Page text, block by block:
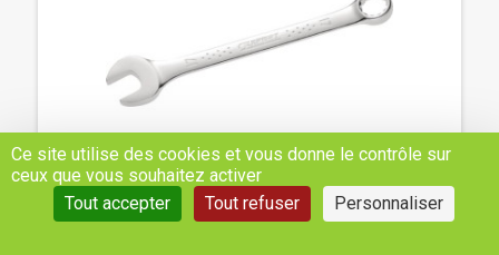
Ce site utilise des cookies et vous donne le contrôle sur
ceux que vous souhaitez activer
Tout accepter
Tout refuser Personnaliser